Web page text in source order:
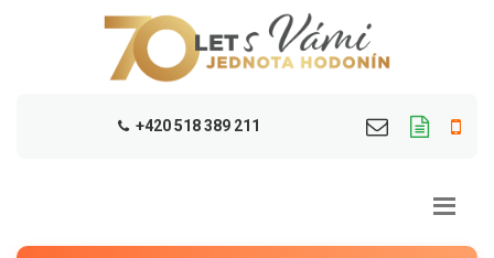
+420 518 389 211